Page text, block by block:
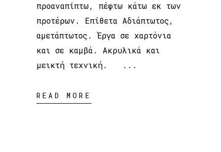
προαναπίπτω, πέφτω κάτω εκ των
προτέρων. Επίθετα Αδιάπτωτος,
αμετάπτωτος. Έργα σε χαρτόνια
και σε καμβά. Ακρυλικά και
μεικτή τεχνική.
READ MORE